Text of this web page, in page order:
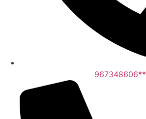
967348606**